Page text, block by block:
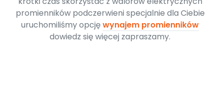
promienników podczerwieni specjalnie dla Ciebie
uruchomiliśmy opcjęwynajem promienników
dowiedz się więcej zapraszamy.